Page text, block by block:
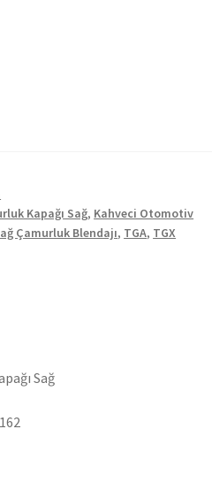
Kapağı Sağ, Kahveci Otomotiv
Çamurluk Blendajı, TGA, TGX
Sağ